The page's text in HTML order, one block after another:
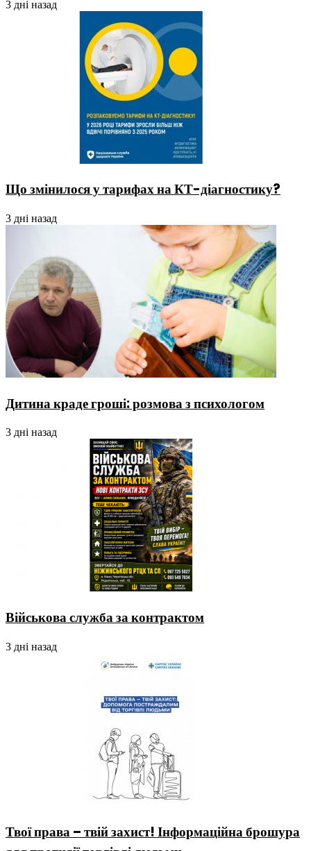
3 дні назад
Що змінилося у тарифах на КТ-діагностику?
3 дні назад
Дитина краде гроші: розмова з психологом
3 дні назад
Військова служба за контрактом
3 дні назад
Твої права – твій захист! Інформаційна брошура